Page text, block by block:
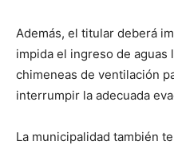
Además, el titular deberá
impida el ingreso de aguas
chimeneas de ventilación
interrumpir la adecuada
La municipalidad también